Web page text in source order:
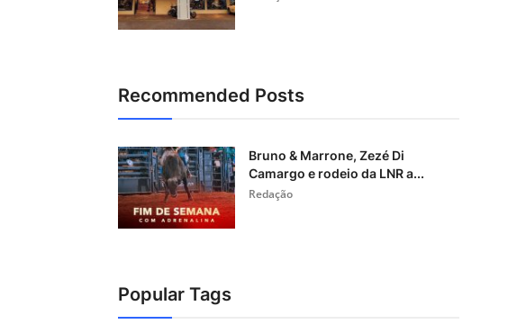
Recommended Posts
Bruno & Marrone, Zezé Di
Camargo e rodeio da LNR a...
Redação
Popular Tags